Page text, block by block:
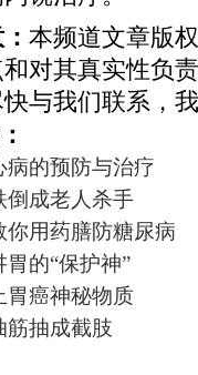
本频道文章版
和对其真实性负
与我们联系，
病的预防与治疗
倒成老人杀手
你用药膳防糖尿病
的“保护神”
胃癌神秘物质
筋抽成截肢